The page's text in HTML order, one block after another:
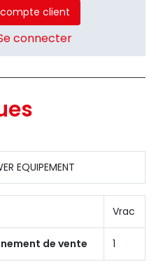
client
connecter
EQUIPEMENT
Vrac
de vente 1